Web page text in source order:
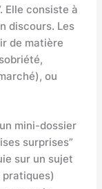
Elle consiste à
discours. Les
de matière
ou
mini-dossier
surprises”
sur un sujet
pratiques)